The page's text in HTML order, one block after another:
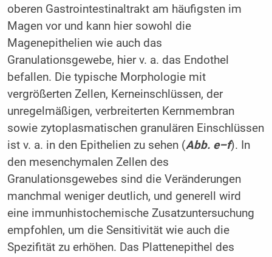
oberen Gastrointestinaltrakt am häufigsten im
Magen vor und kann hier sowohl die
Magenepithelien wie auch das
Granulationsgewebe, hier v. a. das Endothel
befallen. Die typische Morphologie mit
vergrößerten Zellen, Kern­einschlüssen, der
unregelmäßigen, verbreiterten Kernmembran
sowie zytoplasmatischen granulären Einschlüssen
ist v. a. in den Epithelien zu sehen (Abb. e–f). In
den mesenchymalen Zellen des
Granulationsgewebes sind die Veränderungen
manchmal weniger deutlich, und generell wird
eine immunhistochemische Zusatzuntersuchung
empfohlen, um die Sensitivität wie auch die
Spezifität zu erhöhen. Das Plattenepithel des